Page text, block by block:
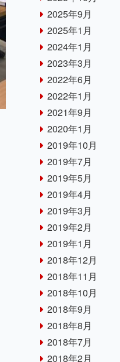
2025年9月
2025年1月
2024年1月
2023年3月
2022年6月
2022年1月
2021年9月
2020年1月
2019年10月
2019年7月
2019年5月
2019年4月
2019年3月
2019年2月
2019年1月
2018年12月
2018年11月
2018年10月
2018年9月
2018年8月
2018年7月
2018年2月